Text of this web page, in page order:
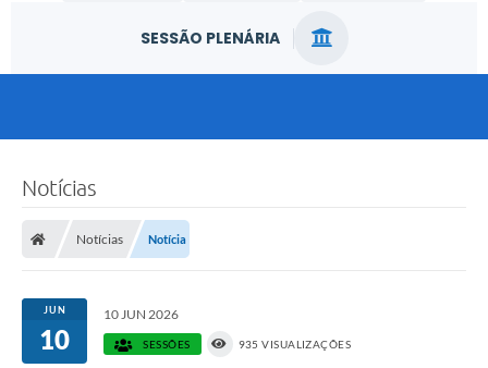
SESSÃO PLENÁRIA
Notícias
Notícias Notícia
JUN
10
10 JUN 2026
SESSÕES 935 VISUALIZAÇÕES